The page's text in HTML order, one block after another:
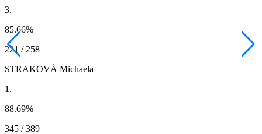
3.
85.66%
221 / 258
STRAKOVÁ Michaela
1.
88.69%
345 / 389